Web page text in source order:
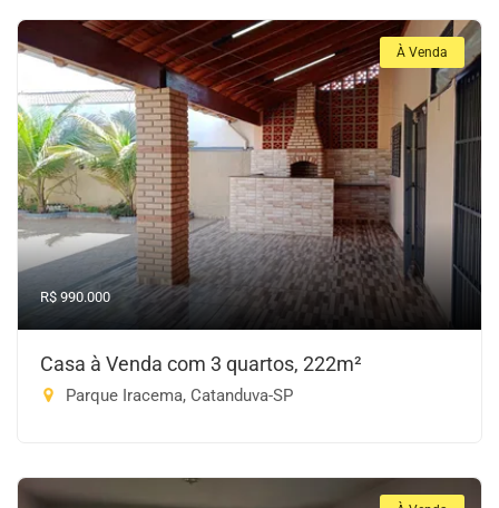
À Venda
R$ 990.000
Casa à Venda com 3 quartos, 222m²
Parque Iracema, Catanduva-SP